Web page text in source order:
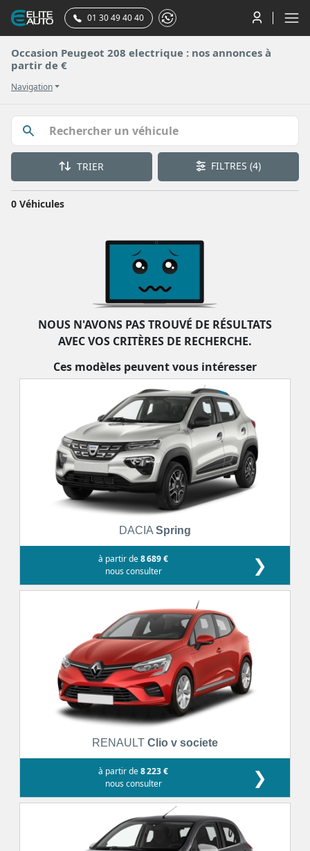
01 30 49 40 40
Occasion Peugeot 208 electrique : nos annonces à
partir de €
Navigation
TRIER FILTRES(4)
0 Véhicules
NOUS N'AVONS PAS TROUVÉ DE RÉSULTATS
AVEC VOS CRITÈRES DE RECHERCHE.
Ces modèles peuvent vous intéresser
DACIASpring
à partir de8 689 €
nous consulter
❯
RENAULT Clio v societe
à partir de8 223 €
nous consulter
❯